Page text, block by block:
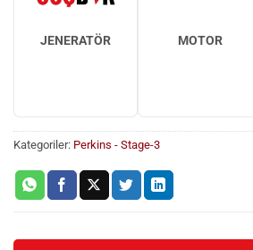
JENERATÖR MOTOR
Kategoriler: Perkins - Stage-3